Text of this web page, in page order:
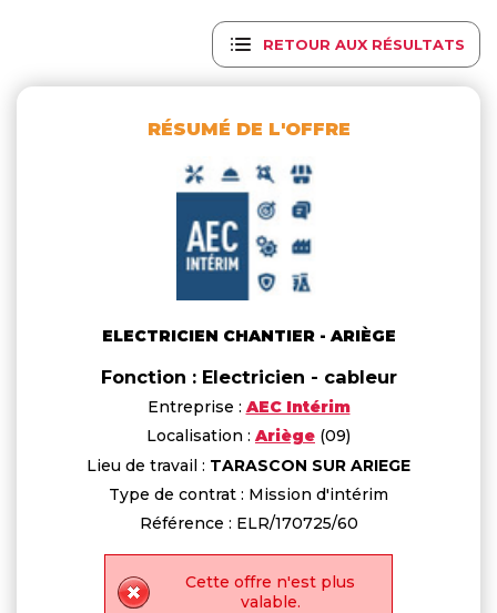
RETOUR AUX RÉSULTATS
RÉSUMÉ DE L'OFFRE
ELECTRICIEN CHANTIER - ARIÈGE
Fonction : Electricien - cableur
Entreprise : AEC Intérim
Localisation : Ariège (09)
Lieu de travail : TARASCON SUR ARIEGE
Type de contrat : Mission d'intérim
Référence : ELR/170725/60
Cette offre n'est plus
valable.